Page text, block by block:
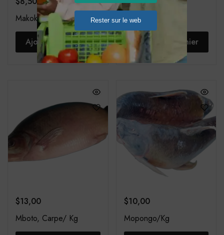
Makoko – 1Kg
Ajouter au panier
Malwa
Ajouter au panier
$13,00
Mboto, Carpe/ Kg
$10,00
Mopongo/Kg
Rester sur le web